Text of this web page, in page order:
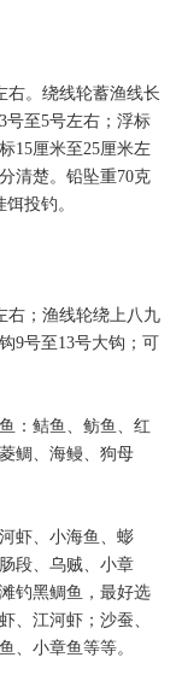
。绕线轮蓄渔线长
号至5号左右；浮标
15厘米至25厘米左
清楚。铅坠重70克
投钓。
；渔线轮绕上八九
9号至13号大钩；可
：鲒鱼、鲂鱼、红
鲷、海鳗、狗母
虾、小海鱼、蟛
段、乌贼、小章
钓黑鲷鱼，最好选
、江河虾；沙蚕、
、小章鱼等等。